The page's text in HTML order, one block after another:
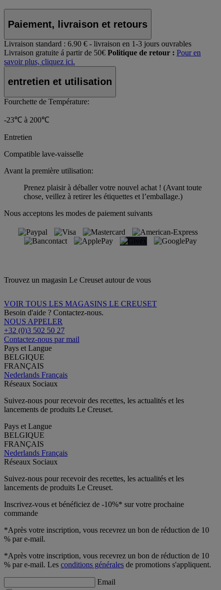
Paiement, livraison et retours
Livraison standard : 6.90 € - livraison en 1-3 jours ouvrables
Livraison gratuite á partir de 50€ Politique de retour : Pour en
savoir plus, cliquez ici.
entretien et utilisation
Fourchette de Température:
-23℃ à 200℃
Entretien
Compatible lave-vaisselle
Avant la première utilisation:
Prenez plaisir à déballer votre nouvel achat ! (Avant toute
chose, veillez à retirer les étiquettes et l’emballage.)
Nous acceptons les modes de paiement suivants
Trouvez un magasin Le Creuset autour de vous
VOIR TOUS LES MAGASINS LE CREUSET
Besoin d'aide ? Contactez-nous.
NOUS APPELER
+32 (0)3 502 50 27
Contactez-nous par mail
Pays et Langue
BELGIQUE
FRANÇAIS
Nederlands Français
Réseaux Sociaux
Suivez-nous pour recevoir des recettes, les actualités et les
lancements de produits Le Creuset.
Pays et Langue
BELGIQUE
FRANÇAIS
Nederlands Français
Réseaux Sociaux
Suivez-nous pour recevoir des recettes, les actualités et les
lancements de produits Le Creuset.
Inscrivez-vous et bénéficiez de -10%* sur votre prochaine
commande
*Après votre inscription, vous recevrez un bon de réduction de 10
% par e-mail.
*Après votre inscription, vous recevrez un bon de réduction de 10
% par e-mail. Les conditions générales de promotions s'appliquent.
Email